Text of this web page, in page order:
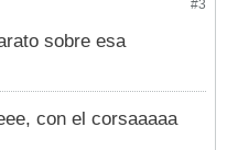
#3
sobre esa
con el corsaaaaa